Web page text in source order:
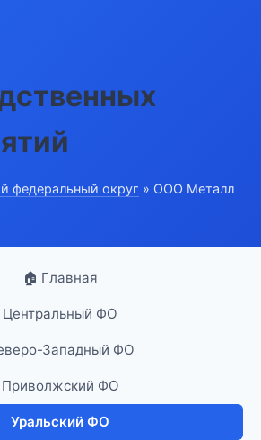
федеральный округ » ООО Металл
🏠 Главная
Центральный ФО
Западный ФО
Приволжский ФО
Уральский ФО